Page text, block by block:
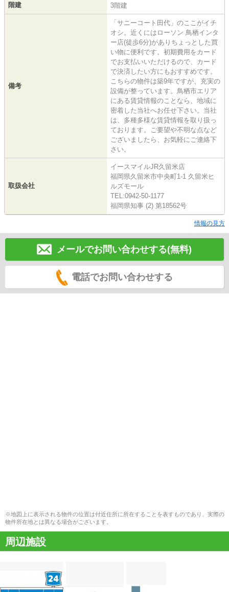
階建 3階建
備考
「サニーコート田代」のここがイチ
オシ。近くにはローソン 鳥栖インタ
ー店(徒歩6分)がありちょっとした買
い物に便利です。初期費用をカード
でお支払いいただけるので、カード
で決済したい方にもおすすめです。
こちらの物件は築9年ですが、充実の
設備が整っています。鳥栖市エリア
にある賃貸情報のことなら、地域に
密着した当社へお任せ下さい。当社
は、多種多様な賃貸情報を取り扱っ
ております。ご要望や不明な点など
ございましたら、お気軽にご連絡下
さい。
取扱会社
イースマイルJR久留米店
福岡県久留米市中央町1-1 久留米ヒ
ルズモール
TEL:0942-50-1177
福岡県知事 (2) 第18562号
情報の見方
メールでお問い合わせする(無料)
電話でお問い合わせする
※地図上に表示される物件の位置は付近住所に所在することを表すものであり、実際の
物件所在地とは異なる場合がございます。
周辺施設